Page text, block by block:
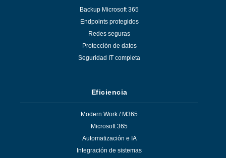
Backup Microsoft 365
Endpoints protegidos
Redes seguras
Protección de datos
Seguridad IT completa
Eficiencia
Modern Work / M365
Microsoft 365
Automatización e IA
Integración de sistemas